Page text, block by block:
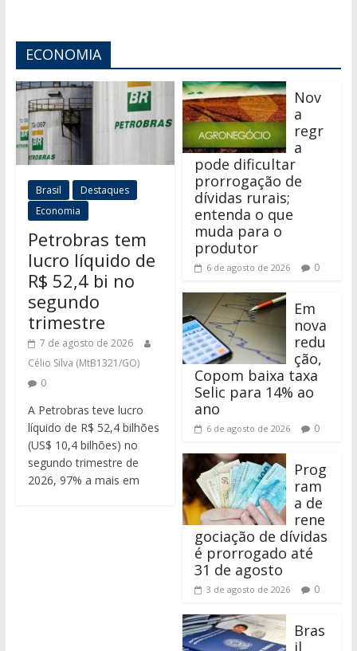
ECONOMIA
Brasil
Destaques
Economia
Petrobras tem
lucro líquido de
R$ 52,4 bi no
segundo
trimestre
7 de agosto de 2026
Célio Silva (MtB1321/GO)
0
A Petrobras teve lucro
líquido de R$ 52,4 bilhões
(US$ 10,4 bilhões) no
segundo trimestre de
2026, 97% a mais em
Nov
a
regr
a
pode dificultar
prorrogação de
dívidas rurais;
entenda o que
muda para o
produtor
6 de agosto de 2026 0
Em
nova
redu
ção,
Copom baixa taxa
Selic para 14% ao
ano
6 de agosto de 2026 0
Prog
ram
a de
rene
gociação de dívidas
é prorrogado até
31 de agosto
3 de agosto de 2026 0
Bras
il